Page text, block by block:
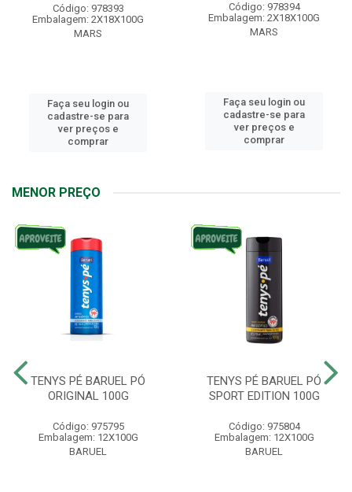
Código: 978393
Embalagem: 2X18X100G
MARS
Faça seu login ou
cadastre-se para
ver preços e
comprar
Código: 978394
Embalagem: 2X18X100G
MARS
Faça seu login ou
cadastre-se para
ver preços e
comprar
MENOR PREÇO
TENYS PÉ BARUEL PÓ
ORIGINAL 100G
Código: 975795
Embalagem: 12X100G
BARUEL
TENYS PÉ BARUEL PÓ
SPORT EDITION 100G
Código: 975804
Embalagem: 12X100G
BARUEL